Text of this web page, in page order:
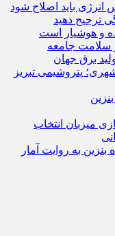
باید اصلاح شود
ترجیح دهید
و هوشیار است
برق جهان
پتروشیمی تبریز
میزبان انتخاب
بنزین به روایت آمار